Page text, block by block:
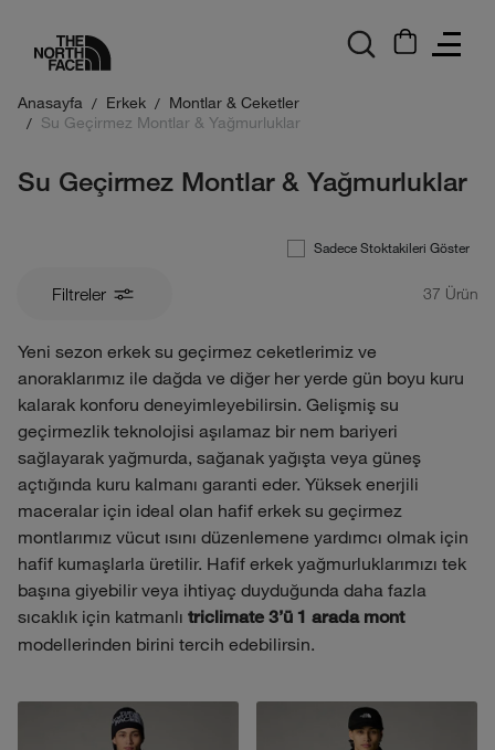
Anasayfa Erkek
Montlar & Ceketler
Su Geçirmez Montlar & Yağmurluklar
Su Geçirmez Montlar & Yağmurluklar
Sadece Stoktakileri Göster
Filtreler 37 Ürün
Yeni sezon erkek su geçirmez ceketlerimiz ve
anoraklarımız ile dağda ve diğer her yerde gün boyu kuru
kalarak konforu deneyimleyebilirsin. Gelişmiş su
geçirmezlik teknolojisi aşılamaz bir nem bariyeri
sağlayarak yağmurda, sağanak yağışta veya güneş
açtığında kuru kalmanı garanti eder. Yüksek enerjili
maceralar için ideal olan hafif erkek su geçirmez
montlarımız vücut ısını düzenlemene yardımcı olmak için
hafif kumaşlarla üretilir. Hafif erkek yağmurluklarımızı tek
başına giyebilir veya ihtiyaç duyduğunda daha fazla
sıcaklık için katmanlı triclimate 3’ü 1 arada mont
modellerinden birini tercih edebilirsin.